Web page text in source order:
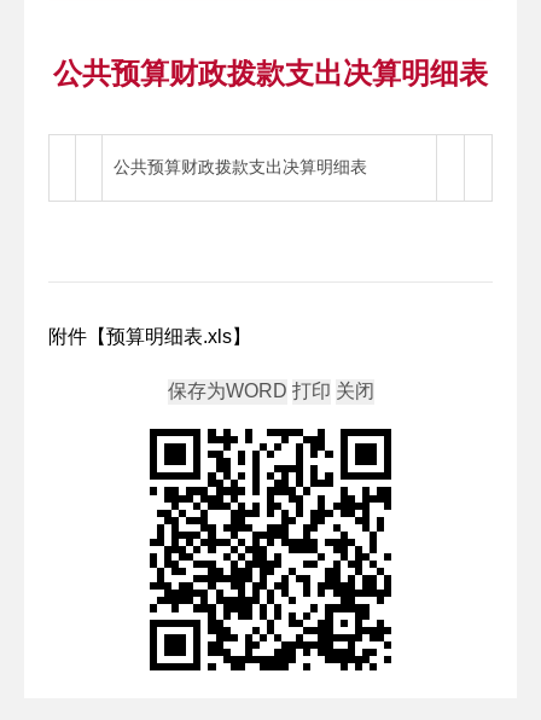
公共预算财政拨款支出决算明细表
公共预算财政拨款支出决算明细表
附件【预算明细表.xls】